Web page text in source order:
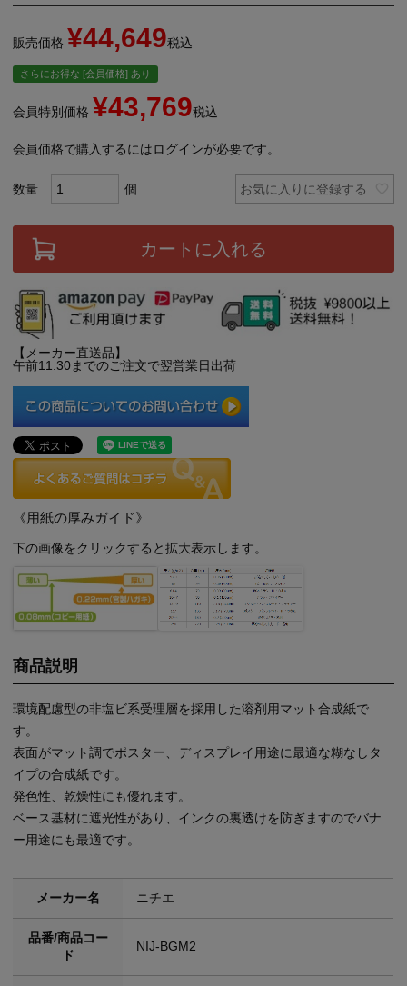
販売価格 ¥44,649税込
さらにお得な [会員価格] あり
会員特別価格 ¥43,769税込
会員価格で購入するにはログインが必要です。
お気に入りに登録する
カートに入れる
【メーカー直送品】
午前11:30までのご注文で翌営業日出荷
《用紙の厚みガイド》
下の画像をクリックすると拡大表示します。
商品説明
環境配慮型の非塩ビ系受理層を採用した溶剤用マット合成紙で
す。
表面がマット調でポスター、ディスプレイ用途に最適な糊なしタ
イプの合成紙です。
発色性、乾燥性にも優れます。
ベース基材に遮光性があり、インクの裏透けを防ぎますのでバナ
ー用途にも最適です。
メーカー名 ニチエ
品番/商品コー
ド
NIJ-BGM2